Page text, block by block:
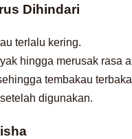
Dihindari
terlalu kering.
hingga merusak rasa
tembakau
digunakan.